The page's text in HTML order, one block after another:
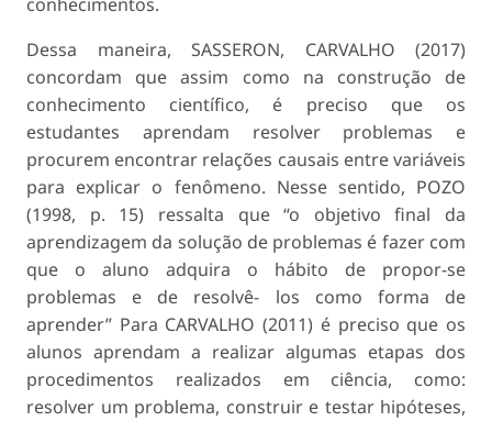
Dessa maneira, SASSERON, CARVALHO (2017)
concordam que assim como na construção de
conhecimento científico, é preciso que os
estudantes aprendam resolver problemas e
procurem encontrar relações causais entre variáveis
para explicar o fenômeno. Nesse sentido, POZO
(1998, p. 15) ressalta que “o objetivo final da
aprendizagem da solução de problemas é fazer com
que o aluno adquira o hábito de propor-se
problemas e de resolvê- los como forma de
aprender” Para CARVALHO (2011) é preciso que os
alunos aprendam a realizar algumas etapas dos
procedimentos realizados em ciência, como:
resolver um problema, construir e testar hipóteses,